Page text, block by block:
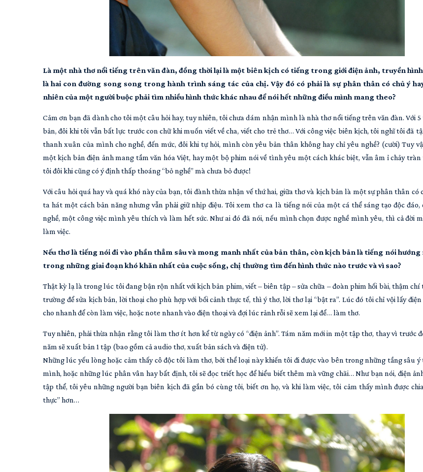
Là một nhà thơ nổi tiếng trên văn đàn, đồng thời lại là một biên kịch có tiếng trong giới điện ảnh, truyền
là hai con đường song song trong hành trình sáng tác của chị. Vậy đó có phải là sự phân thân có chủ ý
nhiên của một người buộc phải tìm nhiều hình thức khác nhau để nói hết những điều mình mang theo?
Cảm ơn bạn đã dành cho tôi một câu hỏi hay, tuy nhiên, tôi chưa dám nhận mình là nhà thơ nổi tiếng trên văn đàn. Với
bản, đôi khi tôi vẫn bất lực trước con chữ khi muốn viết về cha, viết cho trẻ thơ… Với công việc biên kịch, tôi nghĩ tôi đã
thanh xuân của mình cho nghề, đến mức, đôi khi tự hỏi, mình còn yêu bản thân không hay chỉ yêu nghề? (cười) Tuy
một kịch bản điện ảnh mang tầm văn hóa Việt, hay một bộ phim nói về tình yêu một cách khác biệt, vẫn âm ỉ chảy
tôi đôi khi cũng có ý định thấp thoáng “bỏ nghề” mà chưa bỏ được!
Với câu hỏi quá hay và quá khó này của bạn, tôi đành thừa nhận vế thứ hai, giữa thơ và kịch bản là một sự phân thân có
ta hát một cách bản năng nhưng vẫn phải giữ nhịp điệu. Tôi xem thơ ca là tiếng nói của một cá thể sáng tạo độc đáo,
nghề, một công việc mình yêu thích và làm hết sức. Như ai đó đã nói, nếu mình chọn được nghề mình yêu, thì cả đời
làm việc.
Nếu thơ là tiếng nói đi vào phần thẳm sâu và mong manh nhất của bản thân, còn kịch bản là tiếng nói
trong những giai đoạn khó khăn nhất của cuộc sống, chị thường tìm đến hình thức nào trước và vì sao?
Thật kỳ lạ là trong lúc tôi đang bận rộn nhất với kịch bản phim, viết – biên tập – sửa chữa – đoàn phim hối bài, thậm chí
trường để sửa kịch bản, lời thoại cho phù hợp với bối cảnh thực tế, thì ý thơ, lời thơ lại “bật ra”. Lúc đó tôi chỉ vội lấy
cho nhanh để còn làm việc, hoặc note nhanh vào điện thoại và đợi lúc rảnh rỗi sẽ xem lại để… làm thơ.
Tuy nhiên, phải thừa nhận rằng tôi làm thơ ít hơn kể từ ngày có “điện ảnh”. Tám năm mới in một tập thơ, thay vì trước
năm sẽ xuất bản 1 tập (bao gồm cả audio thơ, xuất bản sách và điện tử).
Những lúc yếu lòng hoặc cảm thấy cô độc tôi làm thơ, bởi thể loại này khiến tôi đi được vào bên trong những tầng sâu ý
mình, hoặc những lúc phân vân hay bất định, tôi sẽ đọc triết học để hiểu biết thêm mà vững chãi… Như bạn nói, điện
tập thể, tôi yêu những người bạn biên kịch đã gắn bó cùng tôi, biết ơn họ, và khi làm việc, tôi cảm thấy mình được chia
thực” hơn…